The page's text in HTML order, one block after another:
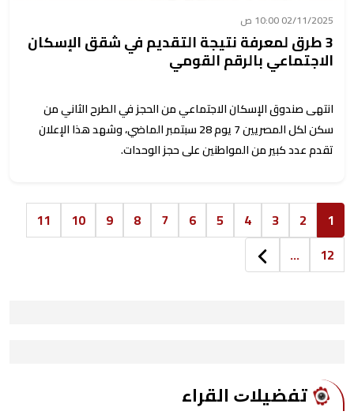
02/11/2025 10:00 ص
3 طرق لمعرفة نتيجة التقديم في شقق الإسكان
الاجتماعي بالرقم القومي
انتهى صندوق الإسكان الاجتماعي من الحجز في الطرح الثاني من
سكن لكل المصريين 7 يوم 28 سبتمبر الماضي، وشهد هذا الإعلان
تقدم عدد كبير من المواطنين على حجز الوحدات.
1
2
3
4
5
6
7
8
9
10
11
12
...
ﺗﻔﻀﻴﻼﺕ اﻟﻘﺮاء